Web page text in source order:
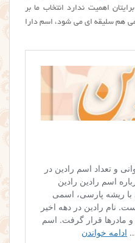
اهمیت ندارد انتخاب ما بر
هم سلیقه ای می شود، اسم دارا